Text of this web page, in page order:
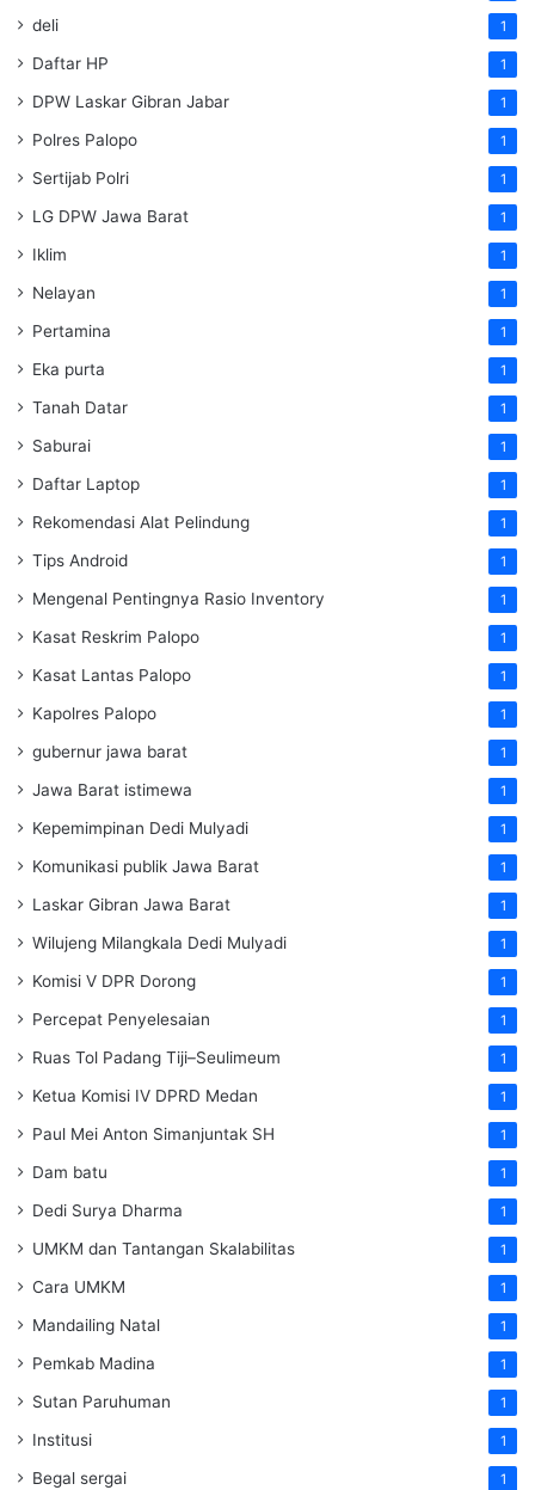
deli 1
Daftar HP 1
DPW Laskar Gibran Jabar 1
Polres Palopo 1
Sertijab Polri 1
LG DPW Jawa Barat 1
Iklim 1
Nelayan 1
Pertamina 1
Eka purta 1
Tanah Datar 1
Saburai 1
Daftar Laptop 1
Rekomendasi Alat Pelindung 1
Tips Android 1
Mengenal Pentingnya Rasio Inventory 1
Kasat Reskrim Palopo 1
Kasat Lantas Palopo 1
Kapolres Palopo 1
gubernur jawa barat 1
Jawa Barat istimewa 1
Kepemimpinan Dedi Mulyadi 1
Komunikasi publik Jawa Barat 1
Laskar Gibran Jawa Barat 1
Wilujeng Milangkala Dedi Mulyadi 1
Komisi V DPR Dorong 1
Percepat Penyelesaian 1
Ruas Tol Padang Tiji–Seulimeum 1
Ketua Komisi IV DPRD Medan 1
Paul Mei Anton Simanjuntak SH 1
Dam batu 1
Dedi Surya Dharma 1
UMKM dan Tantangan Skalabilitas 1
Cara UMKM 1
Mandailing Natal 1
Pemkab Madina 1
Sutan Paruhuman 1
Institusi 1
Begal sergai 1